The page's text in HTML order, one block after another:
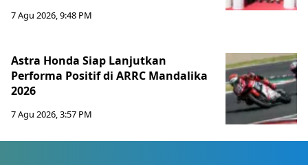
7 Agu 2026, 9:48 PM
Astra Honda Siap Lanjutkan
Performa Positif di ARRC Mandalika
2026
7 Agu 2026, 3:57 PM